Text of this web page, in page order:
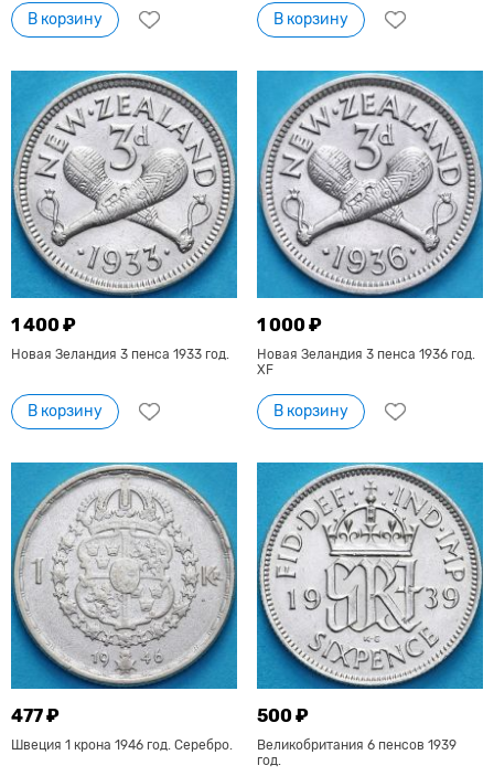
В корзину В корзину
1 400 ₽
Новая Зеландия 3 пенса 1933 год.
В корзину
1 000 ₽
Новая Зеландия 3 пенса 1936 год.
XF
В корзину
477 ₽
Швеция 1 крона 1946 год. Серебро.
500 ₽
Великобритания 6 пенсов 1939
год.